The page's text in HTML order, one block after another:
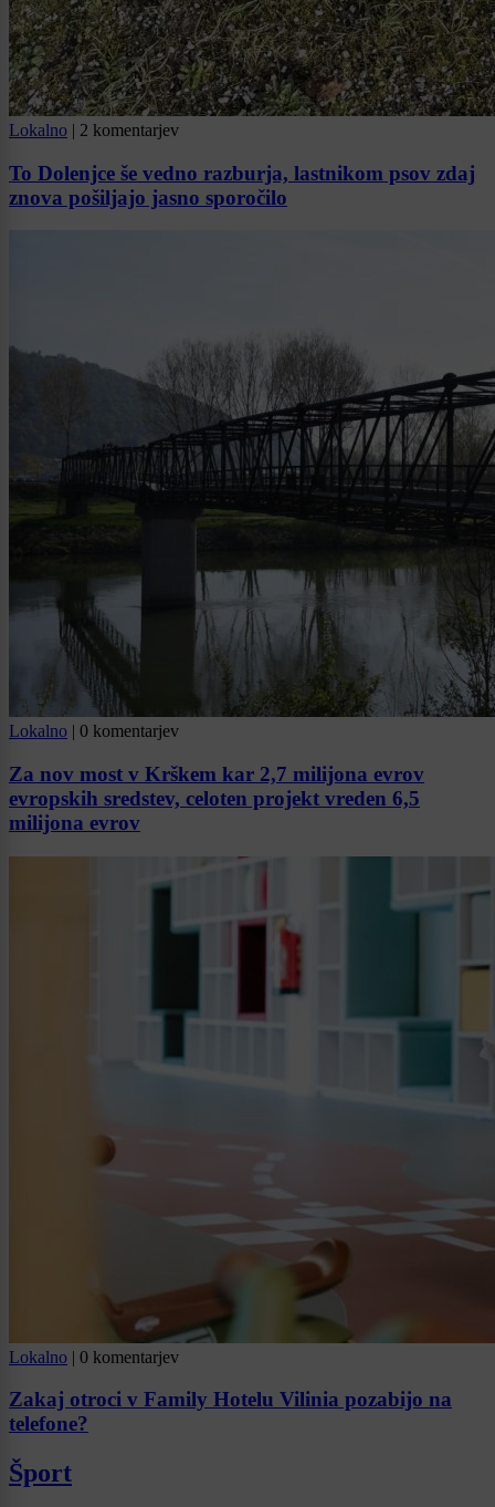
Lokalno | 2 komentarjev
To Dolenjce še vedno razburja, lastnikom psov zdaj
znova pošiljajo jasno sporočilo
Lokalno | 0 komentarjev
Za nov most v Krškem kar 2,7 milijona evrov
evropskih sredstev, celoten projekt vreden 6,5
milijona evrov
Lokalno | 0 komentarjev
Zakaj otroci v Family Hotelu Vilinia pozabijo na
telefone?
Šport